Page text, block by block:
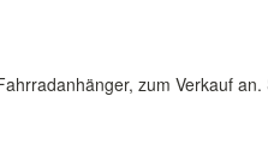
zum Verkauf an.